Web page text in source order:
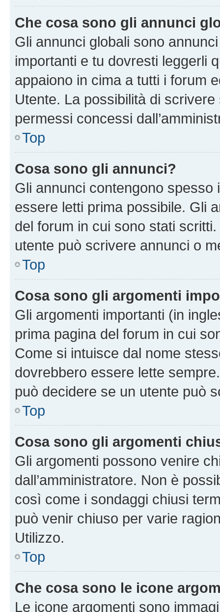
Che cosa sono gli annunci
Gli annunci globali sono
importanti e tu dovresti leggerli
appaiono in cima a tutti i forum
Utente. La possibilità di
permessi concessi
Top
Cosa sono gli annunci?
Gli annunci contengono
essere letti prima possibile. Gli
del forum in cui sono stati
utente può scrivere annunci o
Top
Cosa sono gli argomenti
Gli argomenti importanti (in
prima pagina del forum in cui
Come si intuisce dal nome
dovrebbero essere lette
può decidere se un utente può
Top
Cosa sono gli argomenti
Gli argomenti possono venire
dall’amministratore. Non è
così come i sondaggi chiusi
può venir chiuso per varie
Utilizzo.
Top
Che cosa sono le icone
Le icone argomenti sono